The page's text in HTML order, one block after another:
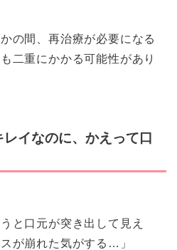
の間、再治療が必要になる
二重にかかる可能性があり
レイなのに、かえって口
と口元が突き出して見え
が崩れた気がする…」